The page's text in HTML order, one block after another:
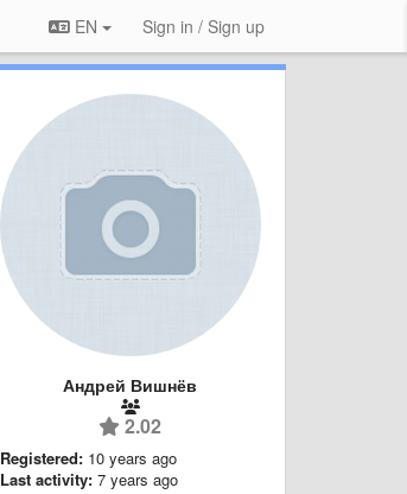
EN Sign in / Sign up
Андрей Вишнёв
2.02
Registered: 10 years ago
Last activity: 7 years ago